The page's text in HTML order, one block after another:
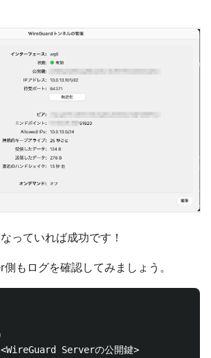
っていれば成功です！
もログを確認してみましょう。
Serverの公開鍵>